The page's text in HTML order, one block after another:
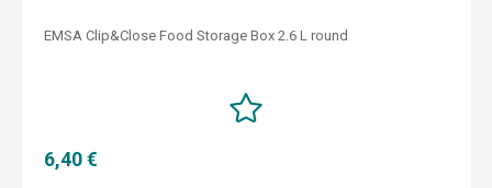
EMSA Clip&Close Food Storage Box 2.6 L round
6,40 €